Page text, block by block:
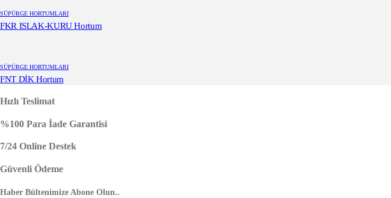
SÜPÜRGE HORTUMLARI
FKR ISLAK-KURU Hortum
SÜPÜRGE HORTUMLARI
FNT DİK Hortum
Hızlı Teslimat
%100 Para İade Garantisi
7/24 Online Destek
Güvenli Ödeme
Haber Bültenimize Abone Olun..